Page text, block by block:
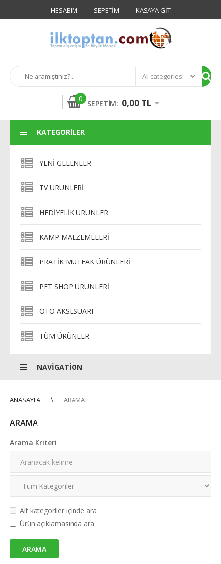
HESABIM SEPETIM KASAYA GIT
0
SEPETIM: 0,00 TL
KATEGORILER
YENI GELENLER
TV ÜRÜNLERI
HEDIYELIK ÜRÜNLER
KAMP MALZEMELERI
PRATIK MUTFAK ÜRÜNLERI
PET SHOP ÜRÜNLERI
OTO AKSESUARI
TÜM ÜRÜNLER
NAVIGATION
ANASAYFA ARAMA
ARAMA
Arama Kriteri
Alt kategoriler içinde ara
Ürün açıklamasında ara.